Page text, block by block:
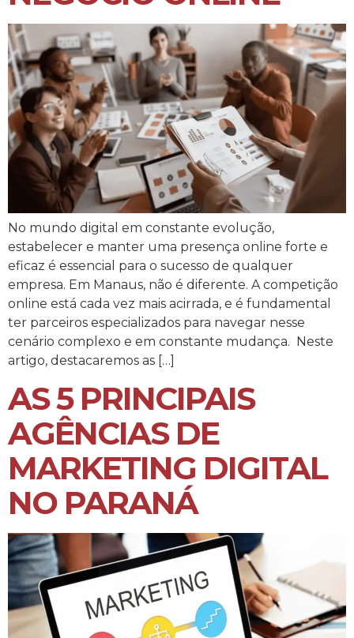
No mundo digital em constante evolução,
estabelecer e manter uma presença online forte e
eficaz é essencial para o sucesso de qualquer
empresa. Em Manaus, não é diferente. A competição
online está cada vez mais acirrada, e é fundamental
ter parceiros especializados para navegar nesse
cenário complexo e em constante mudança. Neste
artigo, destacaremos as […]
AS 5 PRINCIPAIS
AGÊNCIAS DE
MARKETING DIGITAL
NO PARANÁ